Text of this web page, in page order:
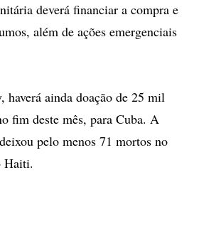
deverá financiar a compra e
além de ações emergenciais
haverá ainda doação de 25 mil
fim deste mês, para Cuba. A
pelo menos 71 mortos no
Haiti.